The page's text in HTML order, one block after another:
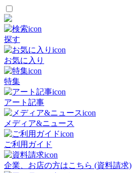
探す
お気に入り
特集
アート記事
メディア&ニュース
ご利用ガイド
企業、お店の方はこちら (資料請求)